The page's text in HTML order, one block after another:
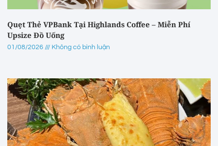
Quẹt Thẻ VPBank Tại Highlands Coffee – Miễn Phí
Upsize Đồ Uống
01/08/2026 Không có bình luận